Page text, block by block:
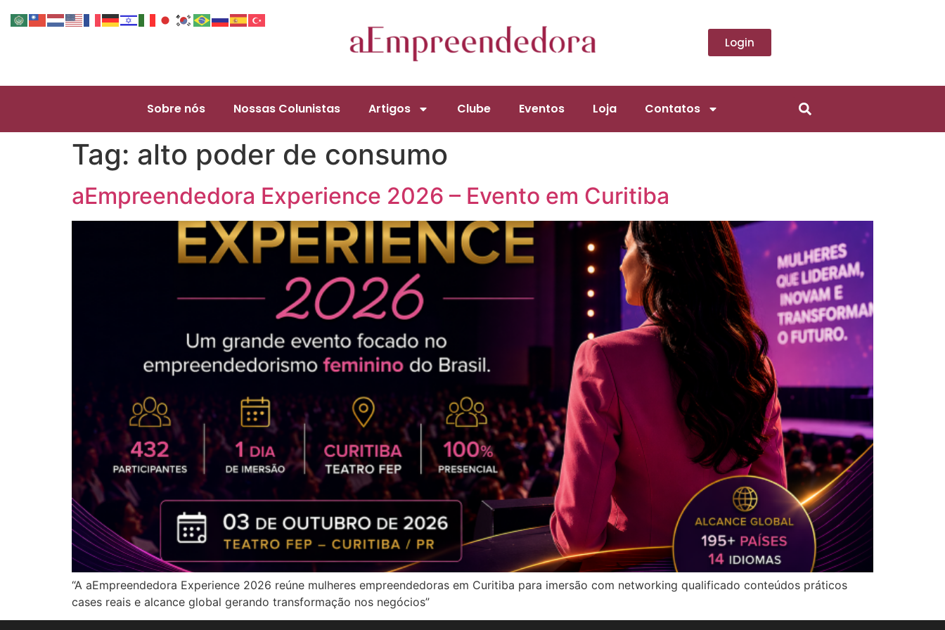
Login
Sobre nós Nossas Colunistas Artigos Clube Eventos Loja Contatos
Tag: alto poder de consumo
aEmpreendedora Experience 2026 – Evento em Curitiba
“A aEmpreendedora Experience 2026 reúne mulheres empreendedoras em Curitiba para imersão com networking qualificado conteúdos práticos
cases reais e alcance global gerando transformação nos negócios”